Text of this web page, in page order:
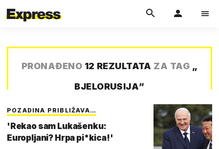
PRONAĐENO 12 REZULTATA ZA TAG „
BJELORUSIJA”
POZADINA PRIBLIŽAVA…
'Rekao sam Lukašenku:
Europljani? Hrpa pi*kica!'